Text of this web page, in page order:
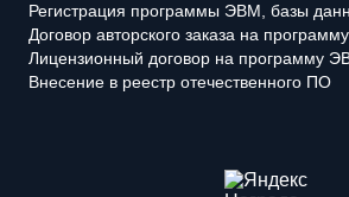
Регистрация программы ЭВМ, базы
Договор авторского заказа на
Лицензионный договор на программу
Внесение в реестр отечественного ПО